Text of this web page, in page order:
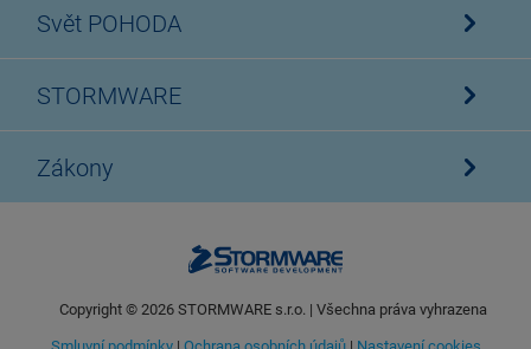
Svět POHODA
STORMWARE
Zákony
Copyright © 2026STORMWARE s.r.o. | Všechna práva vyhrazena